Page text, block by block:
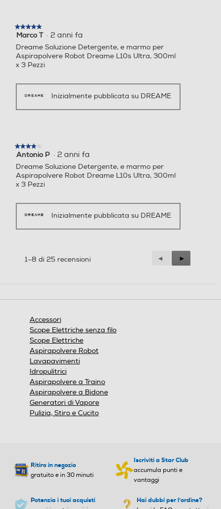
★★★★★
★★★★★
5
stelle.
Marco T · 2 anni fa
Dreame Soluzione Detergente, e marmo per
Aspirapolvere Robot Dreame L10s Ultra, 300ml
x 3 Pezzi
Inizialmente pubblicata su DREAME
★★★★★
★★★★★
4
stelle.
Antonio P · 2 anni fa
Dreame Soluzione Detergente, e marmo per
Aspirapolvere Robot Dreame L10s Ultra, 300ml
x 3 Pezzi
Inizialmente pubblicata su DREAME
1–8 di 25 recensioni
Precedente
Reviews
◄
Successiva
Reviews
►
Accessori
Scope Elettriche senza filo
Scope Elettriche
Aspirapolvere Robot
Lavapavimenti
Idropulitrici
Aspirapolvere a Traino
Aspirapolvere a Bidone
Generatori di Vapore
Pulizia, Stiro e Cucito
Ritiro in negozio
gratuito e in 30 minuti
Iscriviti a Star Club
accumula punti e
vantaggi
Potenzia i tuoi acquisti Hai dubbi per l'ordine?